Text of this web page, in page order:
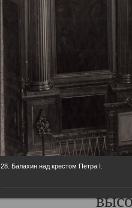
28. Балахин над крестом Петра I.